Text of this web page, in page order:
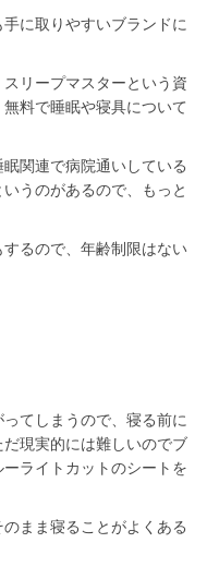
に取りやすいブランドに
リープマスターという資
料で睡眠や寝具について
関連で病院通いしている
うのがあるので、もっと
るので、年齢制限はない
ってしまうので、寝る前に
現実的には難しいのでブ
ライトカットのシートを
まま寝ることがよくある